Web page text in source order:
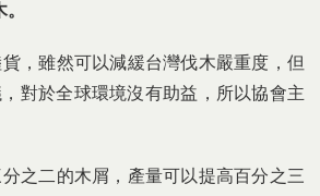
，雖然可以減緩台灣伐木嚴重度，但
對於全球環境沒有助益，所以協會主
之二的木屑，產量可以提高百分之三